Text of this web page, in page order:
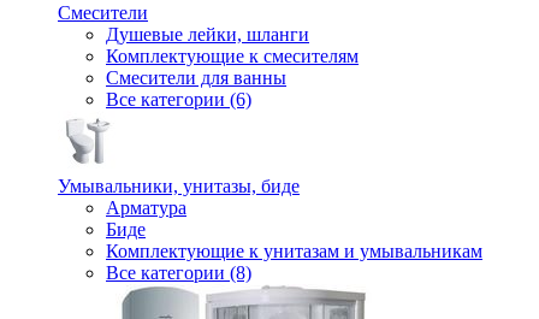
Смесители
Душевые лейки, шланги
Комплектующие к смесителям
Смесители для ванны
Все категории (6)
Умывальники, унитазы, биде
Арматура
Биде
Комплектующие к унитазам и умывальникам
Все категории (8)